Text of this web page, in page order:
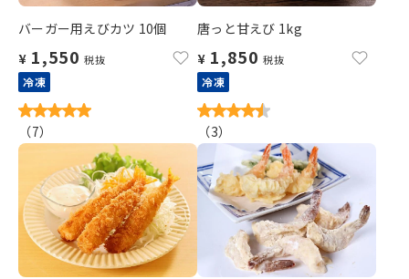
バーガー用えびカツ 10個
¥ 1,550 税抜
冷凍
（7）
唐っと甘えび 1kg
¥ 1,850 税抜
冷凍
（3）